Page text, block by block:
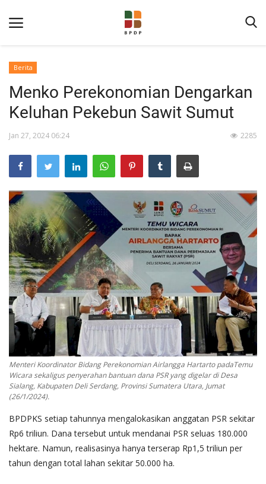
Home
Informasi Publik
Program Layanan
Berita
Pengumuman
Tentang Sawit
Riset
Hubungi Kami
Indonesia
Berita
Menko Perekonomian Dengarkan
Keluhan Pekebun Sawit Sumut
Jan 27, 2024 06:24 2285
Menteri Koordinator Bidang Perekonomian Airlangga Hartarto padaTemu
Wicara sekaligus penyerahan bantuan dana PSR yang digelar di Desa
Sialang, Kabupaten Deli Serdang, Provinsi Sumatera Utara, Jumat
(26/1/2024).
BPDPKS setiap tahunnya mengalokasikan anggatan PSR sekitar
Rp6 triliun. Dana tersebut untuk mendanai PSR seluas 180.000
hektare. Namun, realisasinya hanya terserap Rp1,5 triliun per
tahun dengan total lahan sekitar 50.000 ha.